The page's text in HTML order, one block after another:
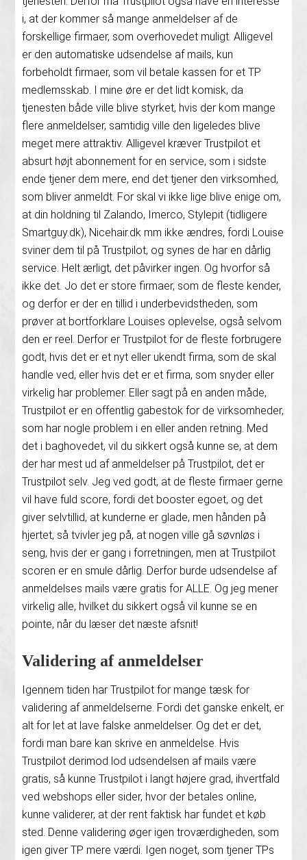
i, at der kommer så mange anmeldelser af de
forskellige firmaer, som overhovedet muligt. Alligevel
er den automatiske udsendelse af mails, kun
forbeholdt firmaer, som vil betale kassen for et TP
medlemsskab. I mine øre er det lidt komisk, da
tjenesten både ville blive styrket, hvis der kom mange
flere anmeldelser, samtidig ville den ligeledes blive
meget mere attraktiv. Alligevel kræver Trustpilot et
absurt højt abonnement for en service, som i sidste
ende tjener dem mere, end det tjener den virksomhed,
som bliver anmeldt. For skal vi ikke lige blive enige om,
at din holdning til Zalando, Imerco, Stylepit (tidligere
Smartguy.dk), Nicehair.dk mm ikke ændres, fordi Louise
sviner dem til på Trustpilot, og synes de har en dårlig
service. Helt ærligt, det påvirker ingen. Og hvorfor så
ikke det. Jo det er store firmaer, som de fleste kender,
og derfor er der en tillid i underbevidstheden, som
prøver at bortforklare Louises oplevelse, også selvom
den er reel. Derfor er Trustpilot for de fleste forbrugere
godt, hvis det er et nyt eller ukendt firma, som de skal
handle ved, eller hvis det er et firma, som snyder eller
virkelig har problemer. Eller sagt på en anden måde,
Trustpilot er en offentlig gabestok for de virksomheder,
som har nogle problem i en eller anden retning. Med
det i baghovedet, vil du sikkert også kunne se, at dem
der har mest ud af anmeldelser på Trustpilot, det er
Trustpilot selv. Jeg ved godt, at de fleste firmaer gerne
vil have fuld score, fordi det booster egoet, og det
giver selvtillid, at kunderne er glade, men hånden på
hjertet, så tvivler jeg på, at nogen ville gå søvnløs i
seng, hvis der er gang i forretningen, men at Trustpilot
scoren er en smule dårlig. Derfor burde udsendelse af
anmeldelses mails være gratis for ALLE. Og jeg mener
virkelig alle, hvilket du sikkert også vil kunne se en
pointe, når du læser det næste afsnit!
Validering af anmeldelser
Igennem tiden har Trustpilot for mange tæsk for
validering af anmeldelserne. Fordi det ganske enkelt, er
alt for let at lave falske anmeldelser. Og det er det,
fordi man bare kan skrive en anmeldelse. Hvis
Trustpilot derimod lod udsendelsen af mails være
gratis, så kunne Trustpilot i langt højere grad, ihvertfald
ved webshops eller sider, hvor der betales online,
kunne validerer, at der rent faktisk har fundet et køb
sted. Denne validering øger igen troværdigheden, som
igen giver TP mere værdi. Igen noget, som tjener TPs